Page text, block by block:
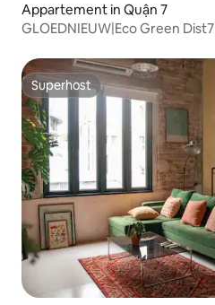
Appartement in Quận 7
GLOEDNIEUW|Eco Green Dist7
Superhost
Superhost